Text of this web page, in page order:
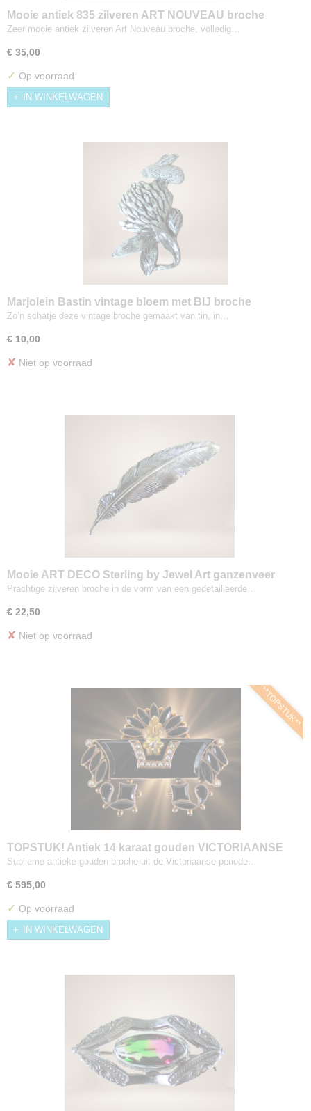
Mooie antiek 835 zilveren ART NOUVEAU broche
Zeer mooie antiek zilveren Art Nouveau broche, volledig…
€ 35,00
✓ Op voorraad
IN WINKELWAGEN
Marjolein Bastin vintage bloem met BIJ broche
Zo’n schatje deze vintage broche gemaakt van tin, in…
€ 10,00
✘ Niet op voorraad
Mooie ART DECO Sterling by Jewel Art ganzenveer
broche
Prachtige zilveren broche in de vorm van een gedetailleerde…
€ 22,50
✘ Niet op voorraad
**TOPSTUK**
TOPSTUK! Antiek 14 karaat gouden VICTORIAANSE
gitten rouw broche
Sublieme antieke gouden broche uit de Victoriaanse periode…
€ 595,00
✓ Op voorraad
IN WINKELWAGEN